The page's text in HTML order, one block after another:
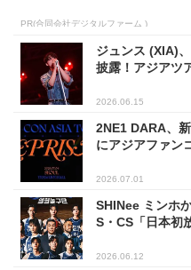
PR(合同会社デジタルファーム )
ジュンス (XIA)
披露！アジアツ
2026.06.15
2NE1 DARA、
にアジアファン
2026.07.01
SHINee ミンホ
S・CS「日本初
2026.06.12